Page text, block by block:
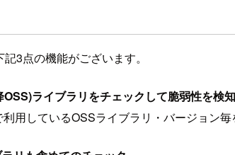
3点の機能がございます。
OSS)ライブラリをチェックして脆弱性を検
用しているOSSライブラリ・バージョン毎